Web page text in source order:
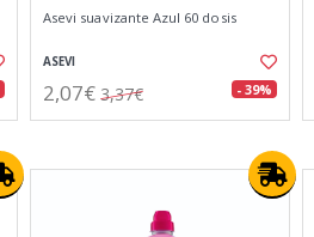
Asevi suavizante Azul 60 dosis
ASEVI
2,07€ 3,37€ - 39%